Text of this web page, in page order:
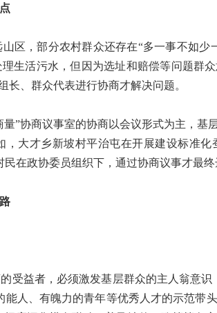
区，部分农村群众还存在“多一事不如
生活污水，但因为选址和赔偿等问题群
长、群众代表进行协商才解决问题。
量”协商议事室的协商以会议形式为主，
大才乡新坡村平治屯在开展建设标准
在政协委员组织下，通过协商议事才最终
益者，必须激发基层群众的主人翁意识
人、有魄力的青年等优秀人才的示范带